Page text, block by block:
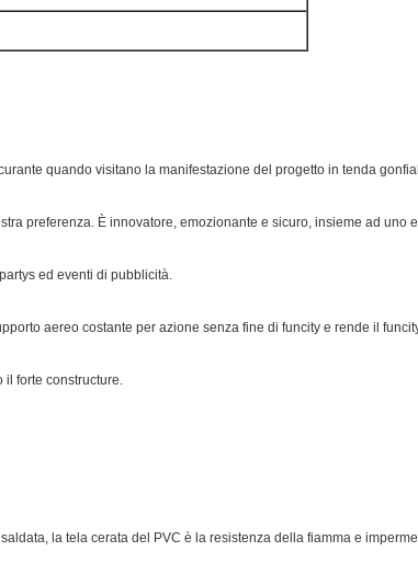
quando visitano la manifestazione del progetto in tenda
preferenza. È innovatore, emozionante e sicuro, insieme ad uno
ed eventi di pubblicità.
aereo costante per azione senza fine di funcity e rende il
il forte constructure.
la tela cerata del PVC è la resistenza della fiamma e